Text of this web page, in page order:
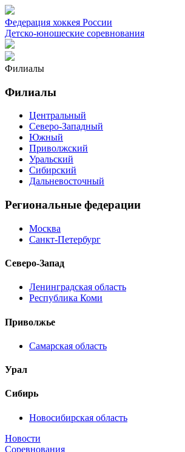
Федерация хоккея России
Детско-юношеские соревнования
Филиалы
Филиалы
Центральный
Северо-Западный
Южный
Приволжский
Уральский
Сибирский
Дальневосточный
Региональные федерации
Москва
Санкт-Петербург
Северо-Запад
Ленинградская область
Республика Коми
Приволжье
Самарская область
Урал
Сибирь
Новосибирская область
Новости
Соревнования